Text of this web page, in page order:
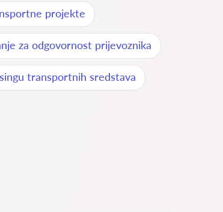
projekte
za odgovornost prijevoznika
transportnih sredstava